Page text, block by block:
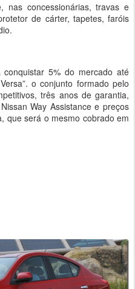
nas concessionárias, travas e
de cárter, tapetes, faróis
5% do mercado até
o conjunto formado pelo
três anos de garantia,
Way Assistance e preços
que será o mesmo cobrado em